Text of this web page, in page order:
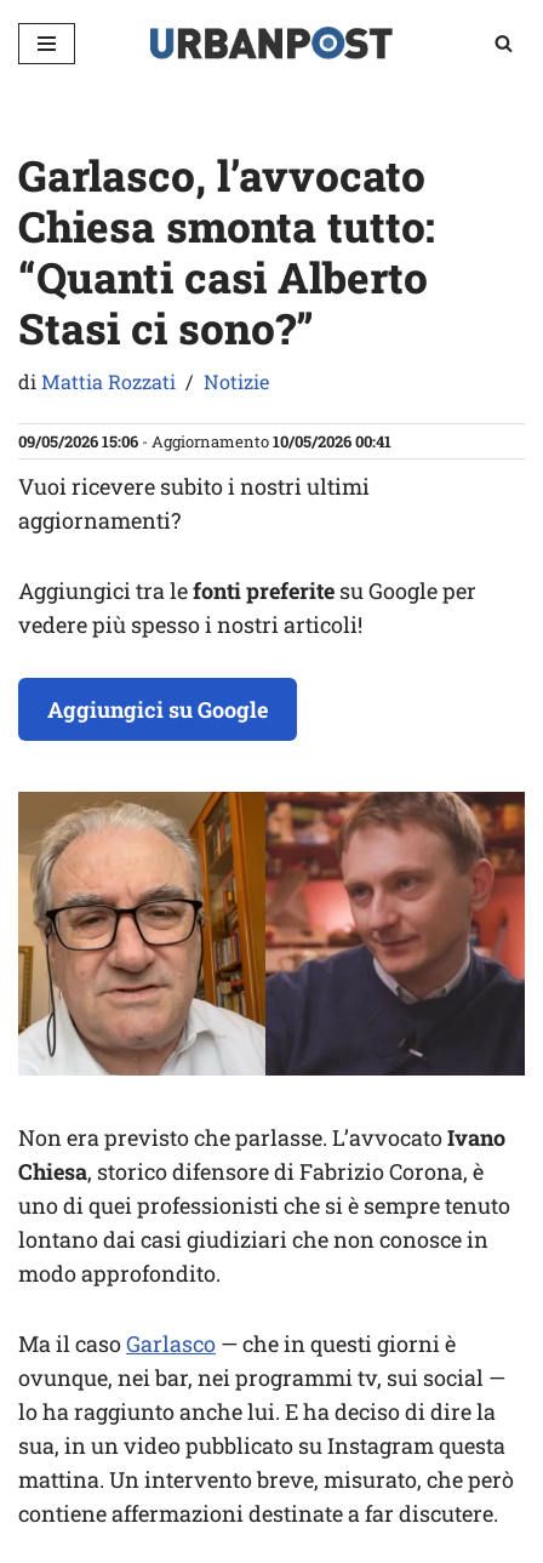
Vai
Garlasco, l’avvocato
Chiesa smonta tutto:
“Quanti casi Alberto
Stasi ci sono?”
diMattia Rozzati Notizie
09/05/2026 15:06 - Aggiornamento10/05/2026 00:41
Vuoi ricevere subito i nostri ultimi
aggiornamenti?
Aggiungici tra lefonti preferite su Google per
vedere più spesso i nostri articoli!
Aggiungici su Google
Non era previsto che parlasse. L’avvocatoIvano
Chiesa, storico difensore di Fabrizio Corona, è
uno di quei professionisti che si è sempre tenuto
lontano dai casi giudiziari che non conosce in
modo approfondito.
Ma il casoGarlasco — che in questi giorni è
ovunque, nei bar, nei programmi tv, sui social —
lo ha raggiunto anche lui. E ha deciso di dire la
sua, in un video pubblicato su Instagram questa
mattina. Un intervento breve, misurato, che però
contiene affermazioni destinate a far discutere.